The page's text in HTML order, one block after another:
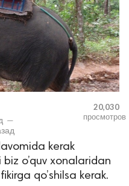
—
20,030
просмотров
kerak
o’quv xonalaridan
qo’shilsa kerak.